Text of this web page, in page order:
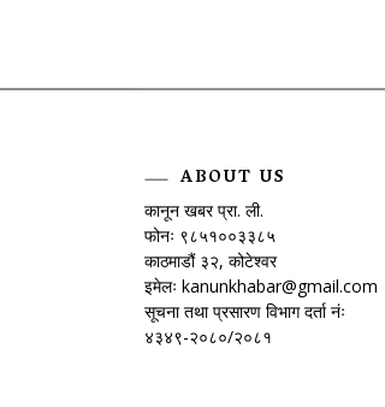
ABOUT US
कानून खबर प्रा. ली.
फोनः ९८५१००३३८५
काठमाडौं ३२, कोटेश्वर
इमेलः kanunkhabar@gmail.com
सूचना तथा प्रसारण विभाग दर्ता नंः
४३४९-२०८०/२०८१